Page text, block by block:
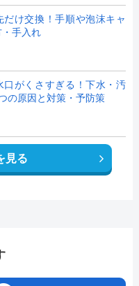
だけ交換！手順や泡沫キャ
手入れ
口がくさすぎる！下水・汚
の原因と対策・予防策
見る